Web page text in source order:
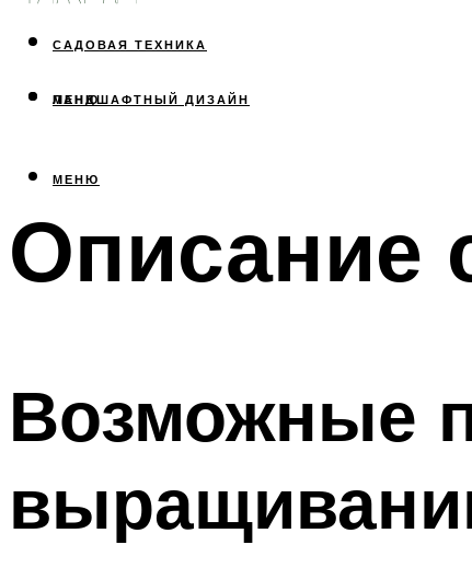
САДОВАЯ ТЕХНИКА
ЛАНДШАФТНЫЙ ДИЗАЙН
МЕНЮ
МЕНЮ
Описание
Возможные